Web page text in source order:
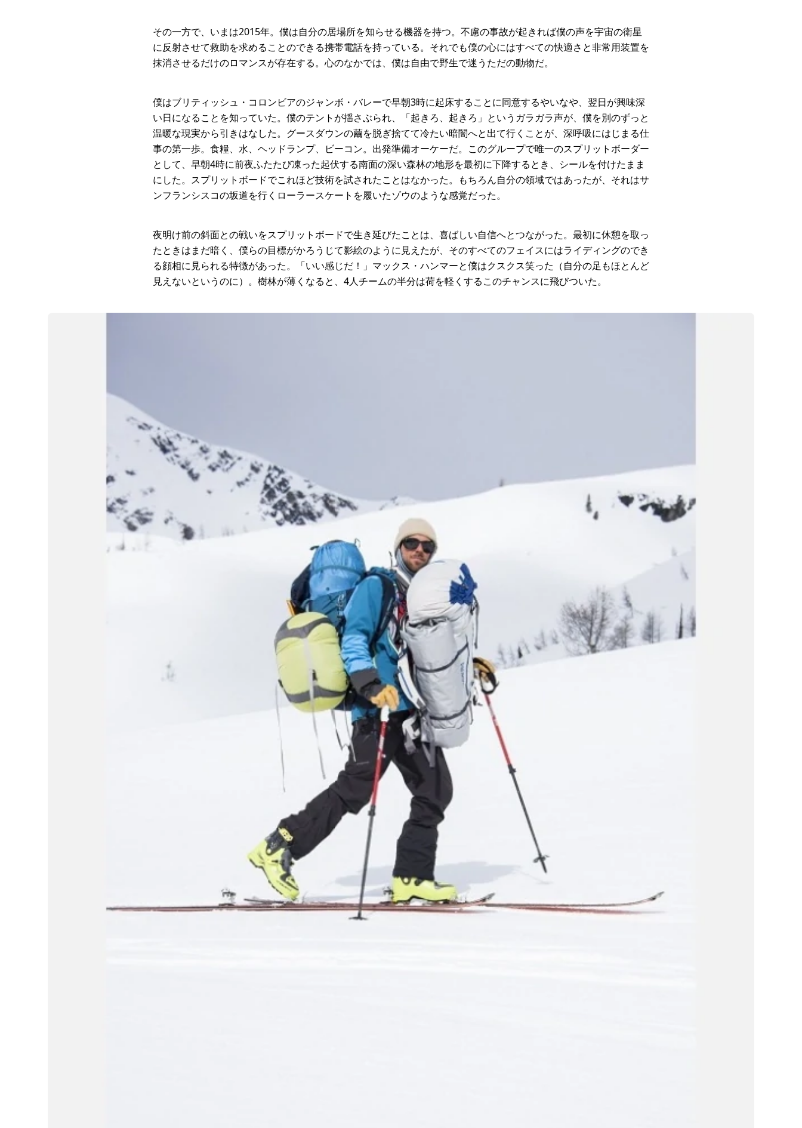
その一方で、いまは2015年。僕は自分の居場所を知らせる機器を持つ。不慮の事故が起きれば僕の声を宇宙の衛星
に反射させて救助を求めることのできる携帯電話を持っている。それでも僕の心にはすべての快適さと非常用装置を
抹消させるだけのロマンスが存在する。心のなかでは、僕は自由で野生で迷うただの動物だ。
僕はブリティッシュ・コロンビアのジャンボ・バレーで早朝3時に起床することに同意するやいなや、翌日が興味深
い日になることを知っていた。僕のテントが揺さぶられ、「起きろ、起きろ」というガラガラ声が、僕を別のずっと
温暖な現実から引きはなした。グースダウンの繭を脱ぎ捨てて冷たい暗闇へと出て行くことが、深呼吸にはじまる仕
事の第一歩。食糧、水、ヘッドランプ、ビーコン。出発準備オーケーだ。このグループで唯一のスプリットボーダー
として、早朝4時に前夜ふたたび凍った起伏する南面の深い森林の地形を最初に下降するとき、シールを付けたまま
にした。スプリットボードでこれほど技術を試されたことはなかった。もちろん自分の領域ではあったが、それはサ
ンフランシスコの坂道を行くローラースケートを履いたゾウのような感覚だった。
夜明け前の斜面との戦いをスプリットボードで生き延びたことは、喜ばしい自信へとつながった。最初に休憩を取っ
たときはまだ暗く、僕らの目標がかろうじて影絵のように見えたが、そのすべてのフェイスにはライディングのでき
る顔相に見られる特徴があった。「いい感じだ！」マックス・ハンマーと僕はクスクス笑った（自分の足もほとんど
見えないというのに）。樹林が薄くなると、4人チームの半分は荷を軽くするこのチャンスに飛びついた。